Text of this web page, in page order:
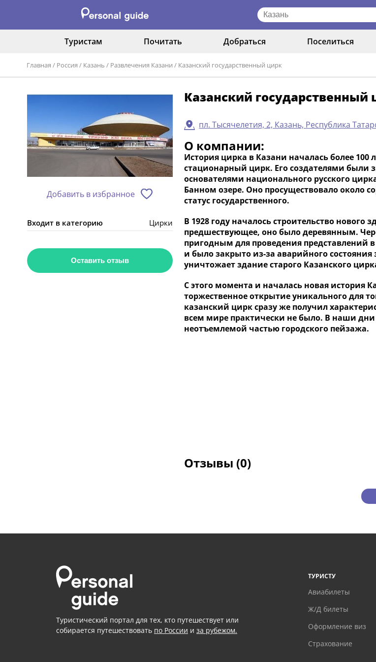
Туристам Почитать Добраться Поселиться
Главная / Россия / Казань / Развлечения Казани / Казанский государственный цирк
Добавить в избранное
Входит в категорию Цирки
Оставить отзыв
Казанский государственный
пл. Тысячелетия, 2, Казань, Республика
О компании:
История цирка в Казани началась более 100
стационарный цирк. Его создателями были
основателями национального русского
Банном озере. Оно просуществовало около
статус государственного.
В 1928 году началось строительство
предшествующее, оно было деревянным.
пригодным для проведения представлений
и было закрыто из-за аварийного
уничтожает здание старого Казанского
С этого момента и началась новая история
торжественное открытие уникального для
казанский цирк сразу же получил
всем мире практически не было. В наши
неотъемлемой частью городского пейзажа.
Отзывы (0)
Туристический портал для тех, кто путешествует или
собирается путешествовать по России и за рубежом.
ТУРИСТУ
Авиабилеты
Ж/Д билеты
Оформление виз
Страхование